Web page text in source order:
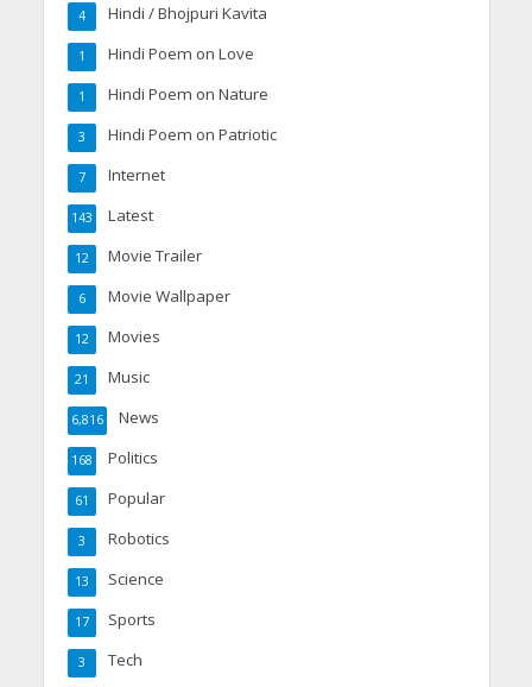
Hindi / Bhojpuri Kavita
4
Hindi Poem on Love
1
Hindi Poem on Nature
1
Hindi Poem on Patriotic
3
Internet
7
Latest
143
Movie Trailer
12
Movie Wallpaper
6
Movies
12
Music
21
News
6,816
Politics
168
Popular
61
Robotics
3
Science
13
Sports
17
Tech
3